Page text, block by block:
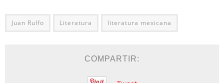
Juan Rulfo Literatura literatura mexicana
COMPARTIR: